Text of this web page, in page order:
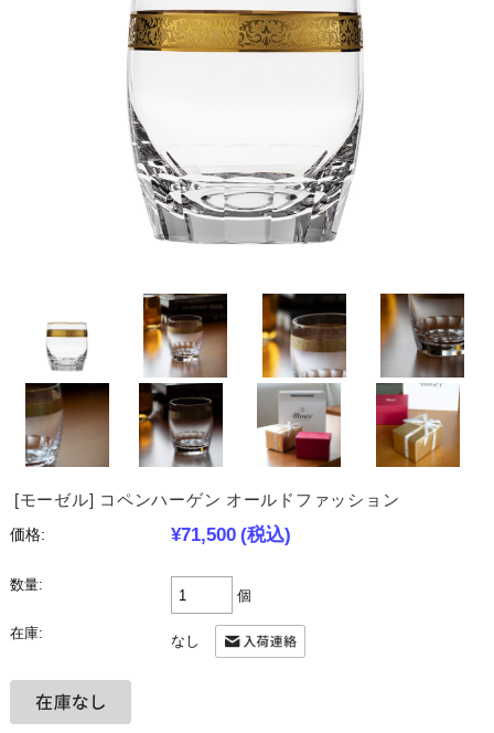
[モーゼル] コペンハーゲン オールドファッション
価格:
¥71,500 (税込)
数量:
個
在庫: なし